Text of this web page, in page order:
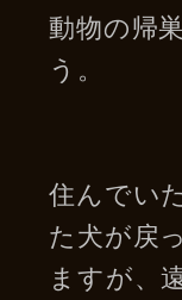
動物の帰
う。
住んでい
た犬が戻
ますが、